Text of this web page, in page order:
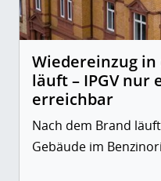
Wiedereinzug
läuft – IPGV nur
erreichbar
Nach dem Brand
Gebäude im